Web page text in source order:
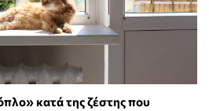
κατά της ζέστης που